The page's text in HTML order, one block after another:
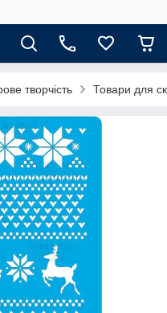
творчість Товари для